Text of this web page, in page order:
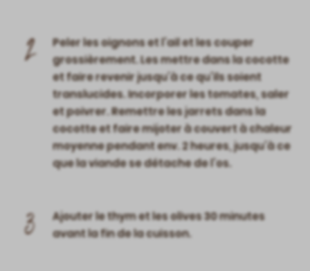
2
Peler les oignons et l’ail et les couper
grossièrement. Les mettre dans la cocotte
et faire revenir jusqu’à ce qu’ils soient
translucides. Incorporer les tomates, saler
et poivrer. Remettre les jarrets dans la
cocotte et faire mijoter à couvert à chaleur
moyenne pendant env. 2 heures, jusqu’à ce
que la viande se détache de l’os.
3
Ajouter le thym et les olives 30 minutes
avant la fin de la cuisson.